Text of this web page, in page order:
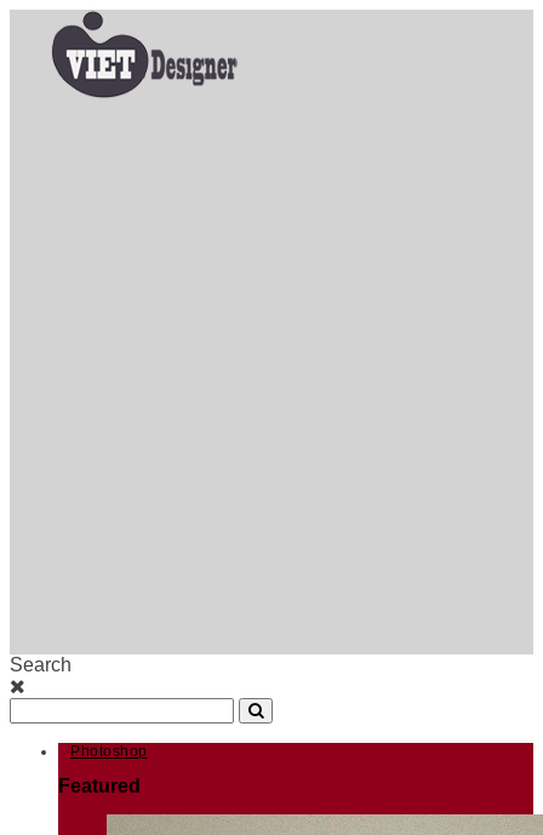
Search
Photoshop
Featured